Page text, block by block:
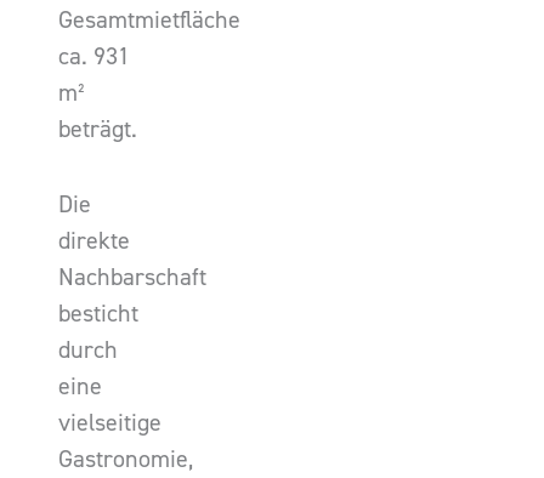
Gesamtmietfläche
ca. 931
m²
beträgt.
Die
direkte
Nachbarschaft
besticht
durch
eine
vielseitige
Gastronomie,